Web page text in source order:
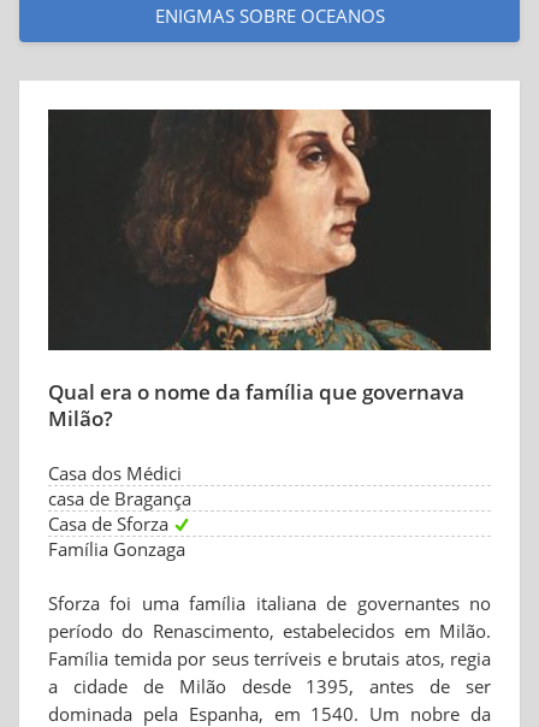
ENIGMAS SOBRE OCEANOS
Qual era o nome da família que governava
Milão?
Casa dos Médici
casa de Bragança
Casa de Sforza
Família Gonzaga
Sforza foi uma família italiana de governantes no
período do Renascimento, estabelecidos em Milão.
Família temida por seus terríveis e brutais atos, regia
a cidade de Milão desde 1395, antes de ser
dominada pela Espanha, em 1540. Um nobre da